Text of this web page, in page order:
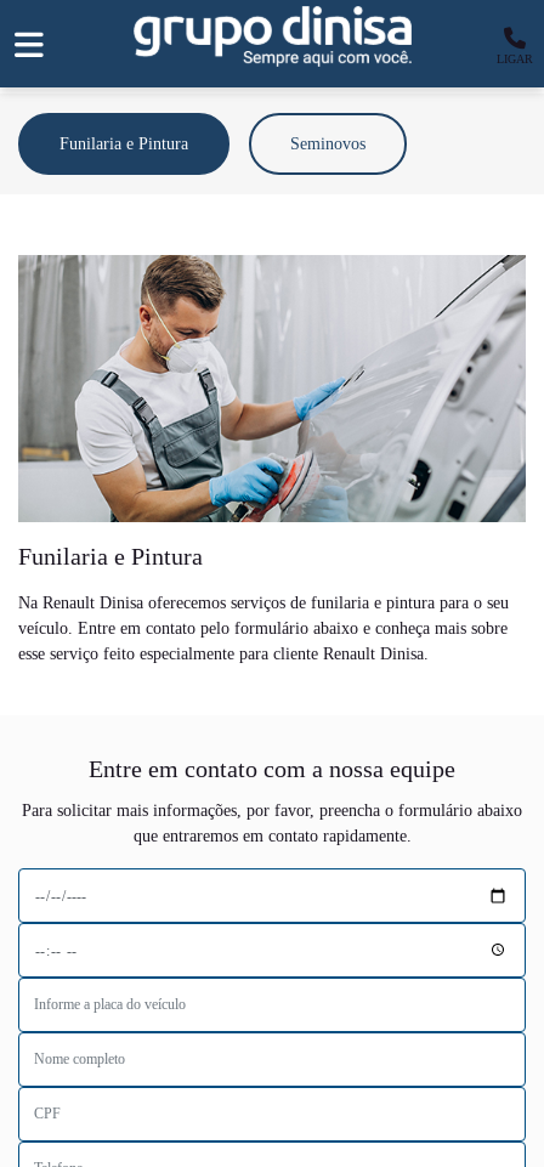
LIGAR
Funilaria e Pintura Seminovos
Funilaria e Pintura
Na Renault Dinisa oferecemos serviços de funilaria e pintura para o seu
veículo. Entre em contato pelo formulário abaixo e conheça mais sobre
esse serviço feito especialmente para cliente Renault Dinisa.
Entre em contato com a nossa equipe
Para solicitar mais informações, por favor, preencha o formulário abaixo
que entraremos em contato rapidamente.